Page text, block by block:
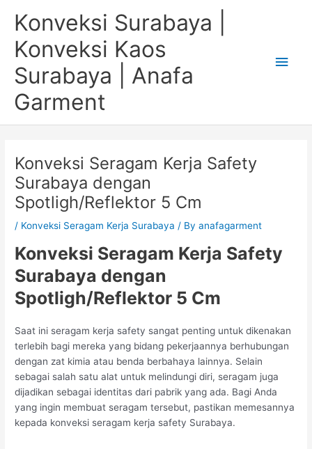
Konveksi Surabaya |
Konveksi Kaos
Surabaya | Anafa
Garment
Konveksi Seragam Kerja Safety
Surabaya dengan
Spotligh/Reflektor 5 Cm
/ Konveksi Seragam Kerja Surabaya / Byanafagarment
Konveksi Seragam Kerja Safety
Surabaya dengan
Spotligh/Reflektor 5 Cm
Saat ini seragam kerja safety sangat penting untuk dikenakan
terlebih bagi mereka yang bidang pekerjaannya berhubungan
dengan zat kimia atau benda berbahaya lainnya. Selain
sebagai salah satu alat untuk melindungi diri, seragam juga
dijadikan sebagai identitas dari pabrik yang ada. Bagi Anda
yang ingin membuat seragam tersebut, pastikan memesannya
kepada konveksi seragam kerja safety Surabaya.